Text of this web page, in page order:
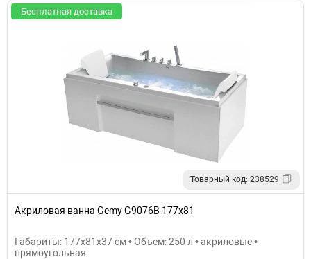
Бесплатная доставка
Товарный код: 238529
Акриловая ванна Gemy G9076B 177х81
Габариты: 177x81x37 см • Объем: 250 л • акриловые •
прямоугольная